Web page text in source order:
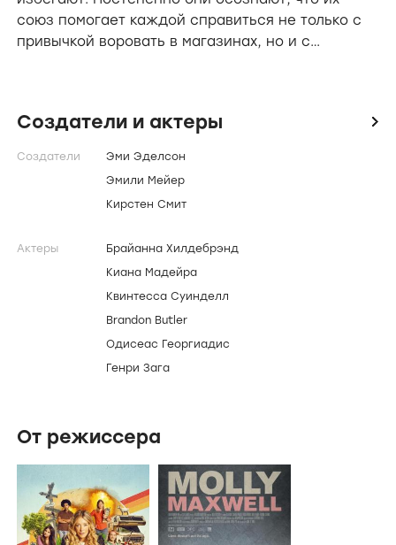
союз помогает каждой справиться не только с
привычкой воровать в магазинах, но и с
Создатели и актеры icon
Создатели
Эми Эделсон
Эмили Мейер
Кирстен Смит
Актеры
Брайанна Хилдебрэнд
Киана Мадейра
Квинтесса Суинделл
Brandon Butler
Одисеас Георгиадис
Генри Зага
От режиссера